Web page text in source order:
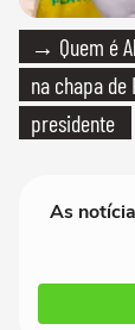
→ Quem é
na chapa
presidente
As